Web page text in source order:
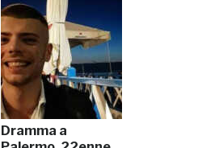
Dramma a